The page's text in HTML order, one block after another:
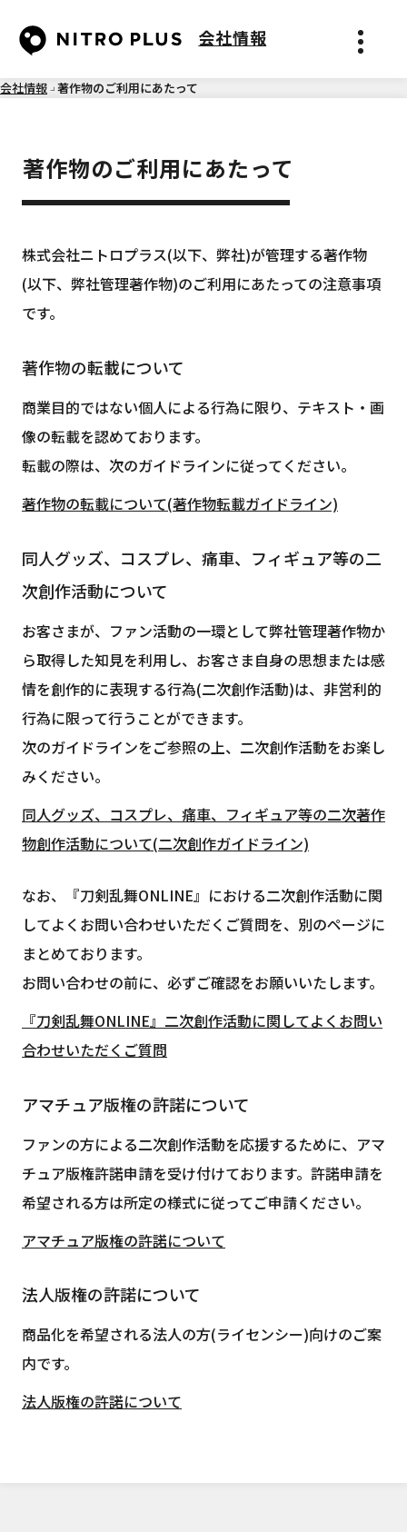
会社情報
会社情報 著作物のご利用にあたって
著作物のご利用にあたって
株式会社ニトロプラス(以下、弊社)が管理する著作物
(以下、弊社管理著作物)のご利用にあたっての注意事項
です。
著作物の転載について
商業目的ではない個人による行為に限り、テキスト・画
像の転載を認めております。
転載の際は、次のガイドラインに従ってください。
著作物の転載について(著作物転載ガイドライン)
同人グッズ、コスプレ、痛車、フィギュア等の二
次創作活動について
お客さまが、ファン活動の一環として弊社管理著作物か
ら取得した知見を利用し、お客さま自身の思想または感
情を創作的に表現する行為(二次創作活動)は、非営利的
行為に限って行うことができます。
次のガイドラインをご参照の上、二次創作活動をお楽し
みください。
同人グッズ、コスプレ、痛車、フィギュア等の二次著作
物創作活動について(二次創作ガイドライン)
なお、『刀剣乱舞ONLINE』における二次創作活動に関
してよくお問い合わせいただくご質問を、別のページに
まとめております。
お問い合わせの前に、必ずご確認をお願いいたします。
『刀剣乱舞ONLINE』二次創作活動に関してよくお問い
合わせいただくご質問
アマチュア版権の許諾について
ファンの方による二次創作活動を応援するために、アマ
チュア版権許諾申請を受け付けております。許諾申請を
希望される方は所定の様式に従ってご申請ください。
アマチュア版権の許諾について
法人版権の許諾について
商品化を希望される法人の方(ライセンシー)向けのご案
内です。
法人版権の許諾について
メニュ